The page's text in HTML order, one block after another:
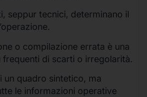
seppur tecnici, determinano il
o compilazione errata è una
frequenti di scarti o irregolarità.
un quadro sintetico, ma
le informazioni operative